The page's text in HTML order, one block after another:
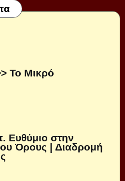
Το Μικρό
Ευθύμιο στην
Όρους | Διαδρομή